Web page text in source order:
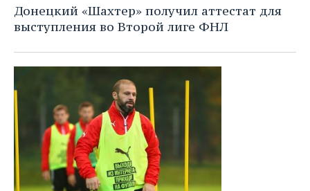
Донецкий «Шахтер» получил аттестат для
выступления во Второй лиге ФНЛ